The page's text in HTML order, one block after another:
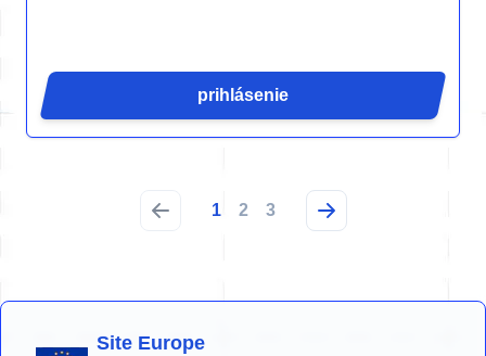
prihlásenie
1 2 3
Site Europe